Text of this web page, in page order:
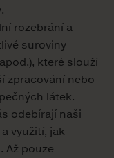
rozebrání a
suroviny
které slouží
zpracování nebo
látek.
odebírají naši
využití, jak
Až pouze